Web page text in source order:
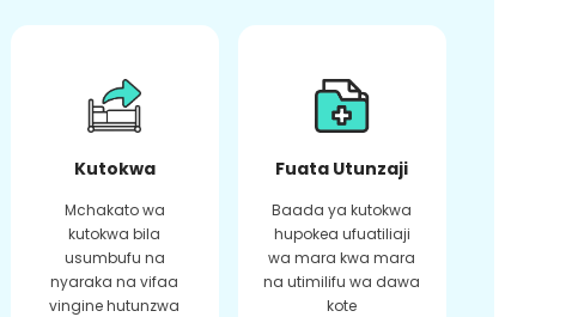
Kutokwa
Mchakato wa
kutokwa bila
usumbufu na
nyaraka na vifaa
vingine hutunzwa
Fuata Utunzaji
Baada ya kutokwa
hupokea ufuatiliaji
wa mara kwa mara
na utimilifu wa dawa
kote